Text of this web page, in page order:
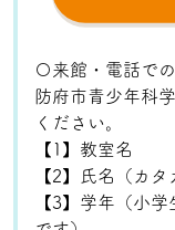
〇来館・電話で
防府市青少年科
ください。
【1】教室名
【2】氏名（カタ
【3】学年（小